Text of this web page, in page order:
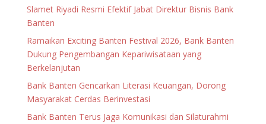
Slamet Riyadi Resmi Efektif Jabat Direktur Bisnis Bank
Banten
Ramaikan Exciting Banten Festival 2026, Bank Banten
Dukung Pengembangan Kepariwisataan yang
Berkelanjutan
Bank Banten Gencarkan Literasi Keuangan, Dorong
Masyarakat Cerdas Berinvestasi
Bank Banten Terus Jaga Komunikasi dan Silaturahmi